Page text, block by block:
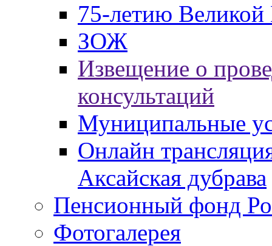
75-летию
ЗОЖ
Извещение о
консультаций
Муниципальные
Онлайн
Аксайская дубрава
Пенсионный фонд
Фотогалерея